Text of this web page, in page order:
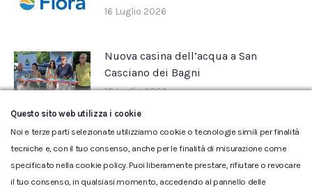
16 Luglio 2026
Nuova casina dell’acqua a San
Casciano dei Bagni
10 Luglio 2026
Questo sito web utilizza i cookie
Noi e terze parti selezionate utilizziamo cookie o tecnologie simili per finalità
tecniche e, con il tuo consenso, anche per le finalità di misurazione come
specificato nella cookie policy. Puoi liberamente prestare, rifiutare o revocare
il tuo consenso, in qualsiasi momento, accedendo al pannello delle